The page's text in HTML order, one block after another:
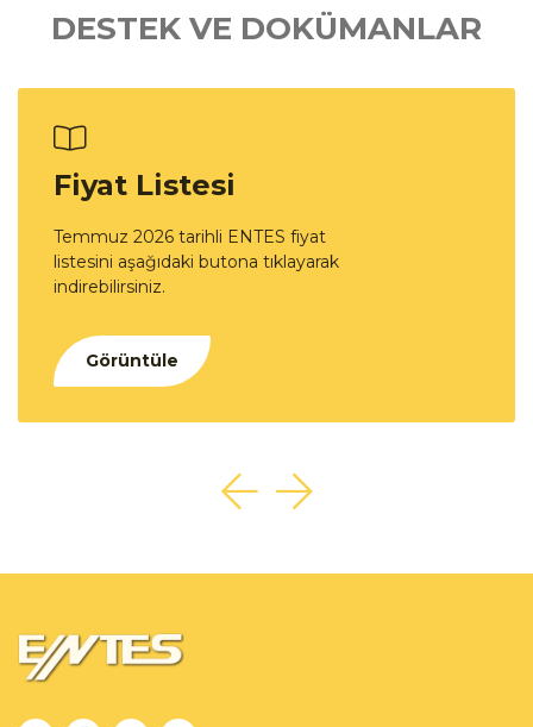
DESTEK VE DOKÜMANLAR
Fiyat Listesi
Temmuz 2026 tarihli ENTES fiyat
listesini aşağıdaki butona tıklayarak
indirebilirsiniz.
Görüntüle